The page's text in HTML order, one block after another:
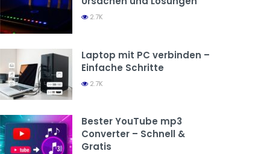
2.7K
Laptop mit PC verbinden –
Einfache Schritte
2.7K
Bester YouTube mp3
Converter – Schnell &
Gratis